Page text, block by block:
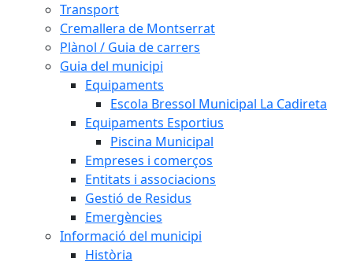
Transport
Cremallera de Montserrat
Plànol / Guia de carrers
Guia del municipi
Equipaments
Escola Bressol Municipal La Cadireta
Equipaments Esportius
Piscina Municipal
Empreses i comerços
Entitats i associacions
Gestió de Residus
Emergències
Informació del municipi
Història